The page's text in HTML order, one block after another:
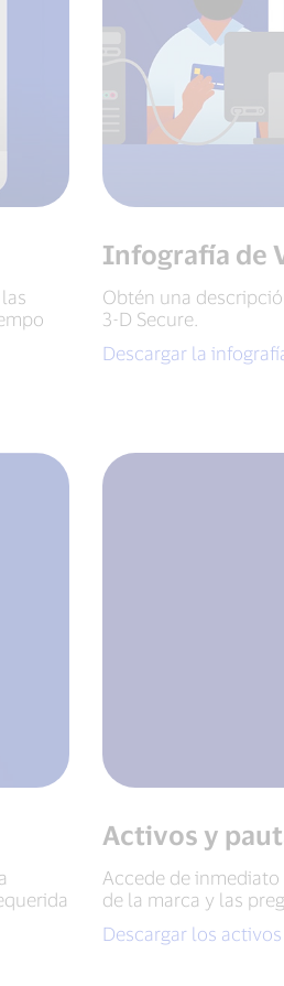
Infografía de
Obtén una
3-D Secure.
Descargar la
Activos y
Accede de inmediato
de la marca y las
Descargar los